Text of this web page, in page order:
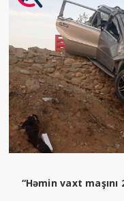
“Həmin vaxt maşını